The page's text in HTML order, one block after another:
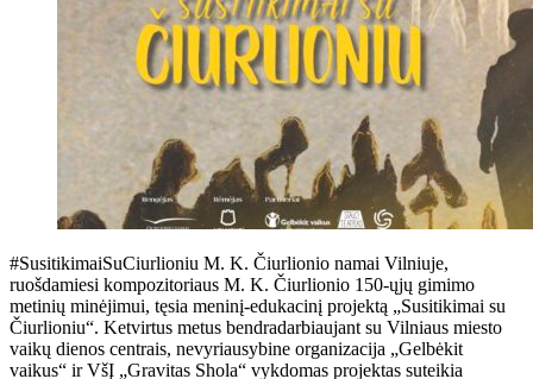
#SusitikimaiSuCiurlioniu M. K. Čiurlionio namai Vilniuje,
ruošdamiesi kompozitoriaus M. K. Čiurlionio 150-ųjų gimimo
metinių minėjimui, tęsia meninį-edukacinį projektą „Susitikimai su
Čiurlioniu“. Ketvirtus metus bendradarbiaujant su Vilniaus miesto
vaikų dienos centrais, nevyriausybine organizacija „Gelbėkit
vaikus“ ir VšĮ „Gravitas Shola“ vykdomas projektas suteikia